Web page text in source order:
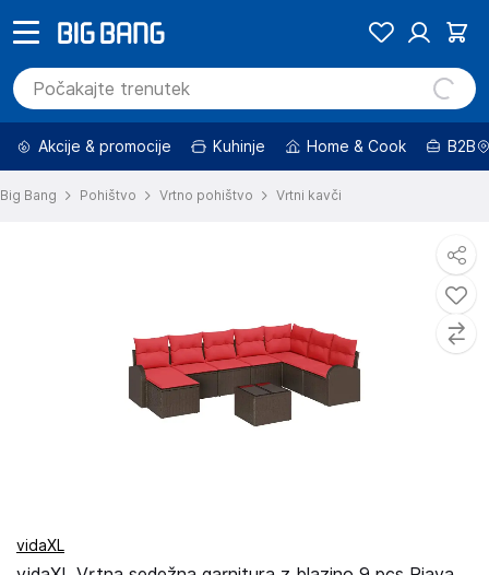
Akcije & promocije Kuhinje Home & Cook B2B
Big Bang Pohištvo Vrtno pohištvo Vrtni kavči
vidaXL